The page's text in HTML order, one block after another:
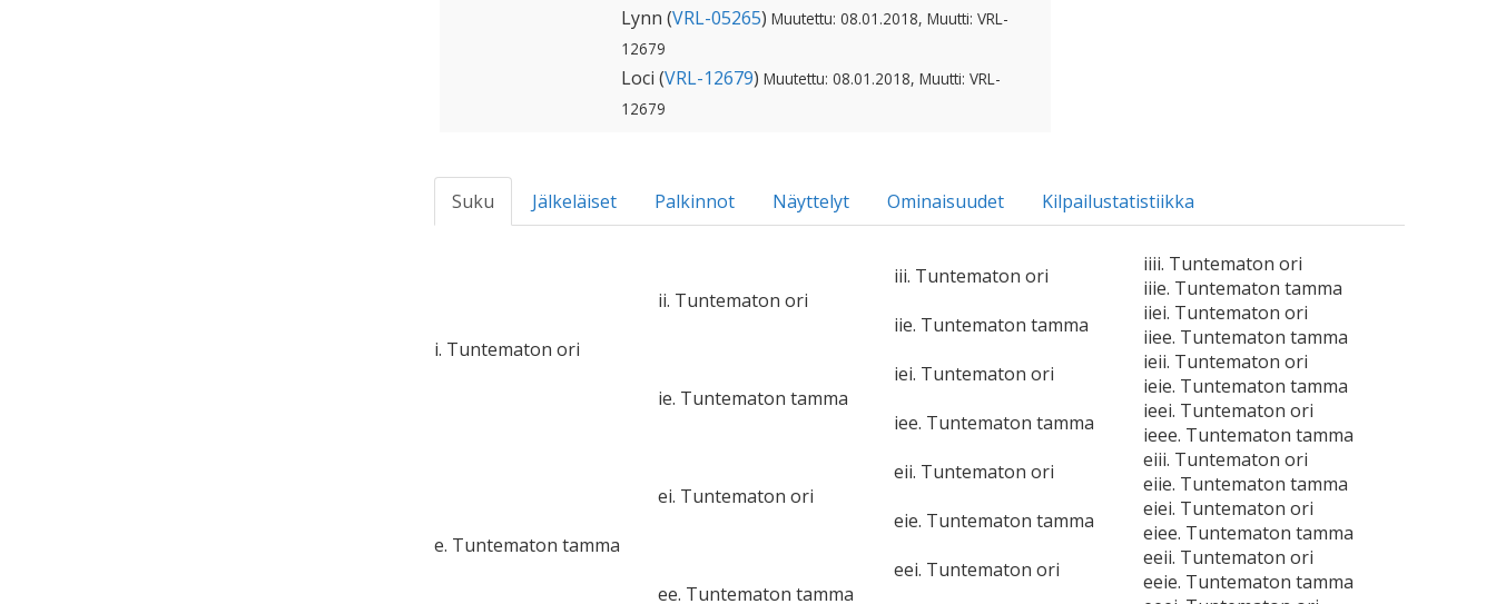
Lynn (VRL-05265) Muutettu: 08.01.2018, Muutti: VRL-
12679
Loci (VRL-12679) Muutettu: 08.01.2018, Muutti: VRL-
12679
Suku Jälkeläiset Palkinnot Näyttelyt Ominaisuudet Kilpailustatistiikka
i. Tuntematon ori
ii. Tuntematon ori
iii. Tuntematon ori
iiii. Tuntematon ori
iiie. Tuntematon tamma
iie. Tuntematon tamma
iiei. Tuntematon ori
iiee. Tuntematon tamma
ie. Tuntematon tamma
iei. Tuntematon ori
ieii. Tuntematon ori
ieie. Tuntematon tamma
iee. Tuntematon tamma
ieei. Tuntematon ori
ieee. Tuntematon tamma
e. Tuntematon tamma
ei. Tuntematon ori
eii. Tuntematon ori
eiii. Tuntematon ori
eiie. Tuntematon tamma
eie. Tuntematon tamma
eiei. Tuntematon ori
eiee. Tuntematon tamma
ee. Tuntematon tamma
eei. Tuntematon ori
eeii. Tuntematon ori
eeie. Tuntematon tamma